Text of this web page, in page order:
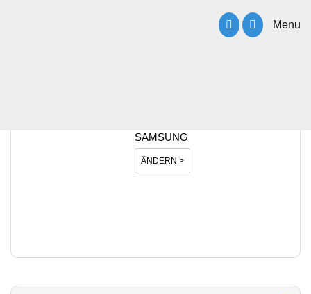
Menu
SAMSUNG
ÄNDERN >